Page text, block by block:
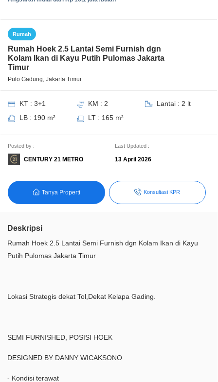
Rumah
Rumah Hoek 2.5 Lantai Semi Furnish dgn
Kolam Ikan di Kayu Putih Pulomas Jakarta
Timur
Pulo Gadung, Jakarta Timur
KT : 3+1 KM : 2
Lantai : 2 lt
LB : 190 m²
LT : 165 m²
Posted by :
CENTURY 21 METRO
Last Updated :
13 April 2026
Tanya Properti Konsultasi KPR
Deskripsi
Rumah Hoek 2.5 Lantai Semi Furnish dgn Kolam Ikan di Kayu
Putih Pulomas Jakarta Timur
Lokasi Strategis dekat Tol,Dekat Kelapa Gading.
SEMI FURNISHED, POSISI HOEK
DESIGNED BY DANNY WICAKSONO
- Kondisi terawat